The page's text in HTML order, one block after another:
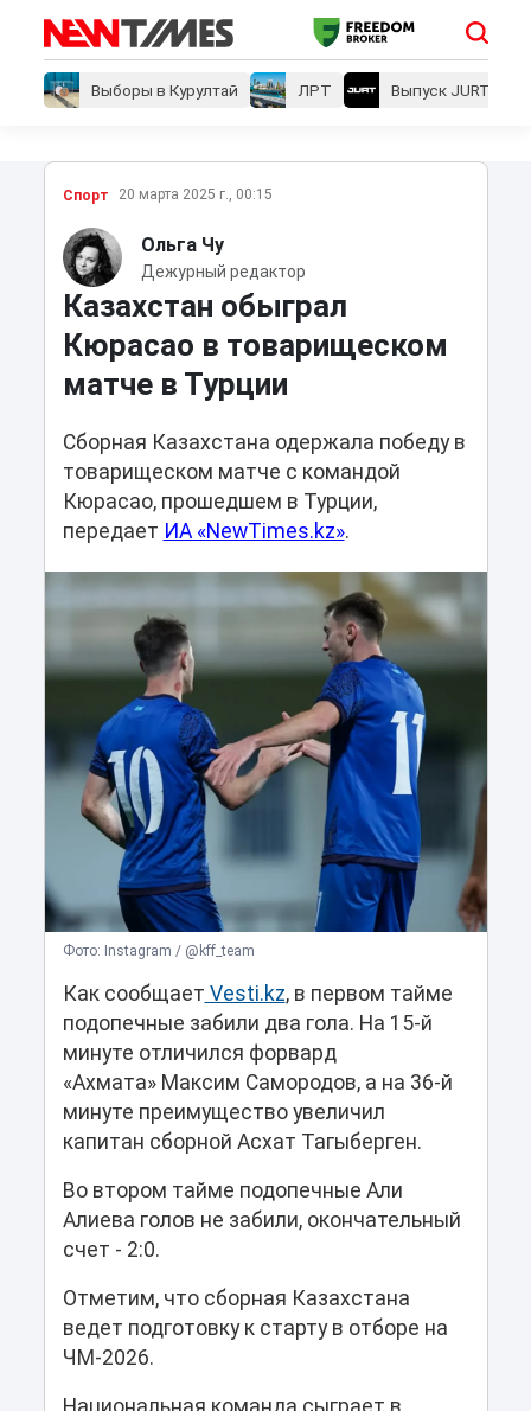
Выборы в Курултай ЛРТ Выпуск JURT
Спорт 20 марта 2025 г., 00:15
Ольга Чу
Дежурный редактор
Казахстан обыграл
Кюрасао в товарищеском
матче в Турции
Сборная Казахстана одержала победу в
товарищеском матче с командой
Кюрасао, прошедшем в Турции,
передает ИА «NewTimes.kz».
Фото: Instagram / @kff_team
Как сообщает Vesti.kz, в первом тайме
подопечные забили два гола. На 15-й
минуте отличился форвард
«Ахмата» Максим Самородов, а на 36-й
минуте преимущество увеличил
капитан сборной Асхат Тагыберген.
Во втором тайме подопечные Али
Алиева голов не забили, окончательный
счет - 2:0.
Отметим, что сборная Казахстана
ведет подготовку к старту в отборе на
ЧМ-2026.